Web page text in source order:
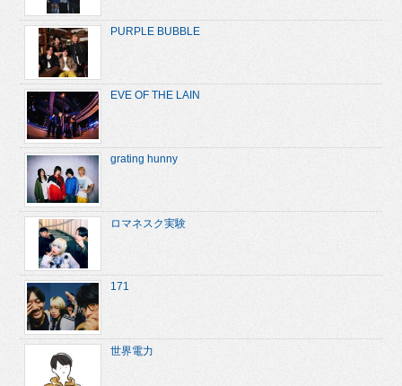
PURPLE BUBBLE
EVE OF THE LAIN
grating hunny
ロマネスク実験
171
世界電力